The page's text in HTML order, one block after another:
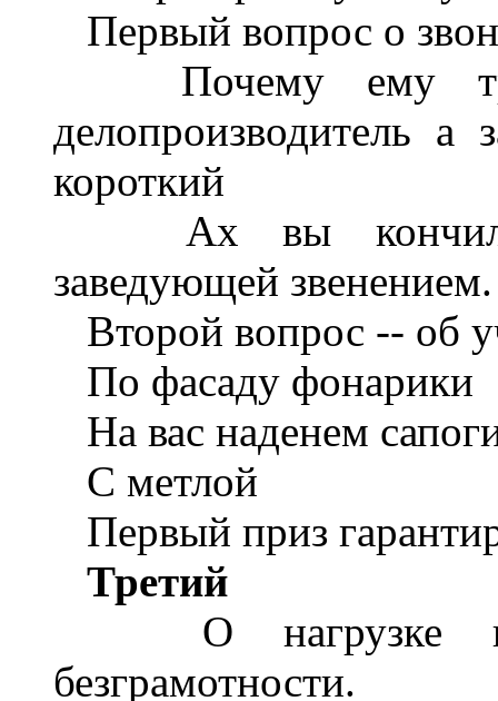
Первый вопрос о
Почему ему три
делопроизводитель
короткий
Ах вы кончили
заведующей звенением.
Второй вопрос -- об
По фасаду фонарики
На вас наденем
С метлой
Первый приз
Третий
О нагрузке по
безграмотности.